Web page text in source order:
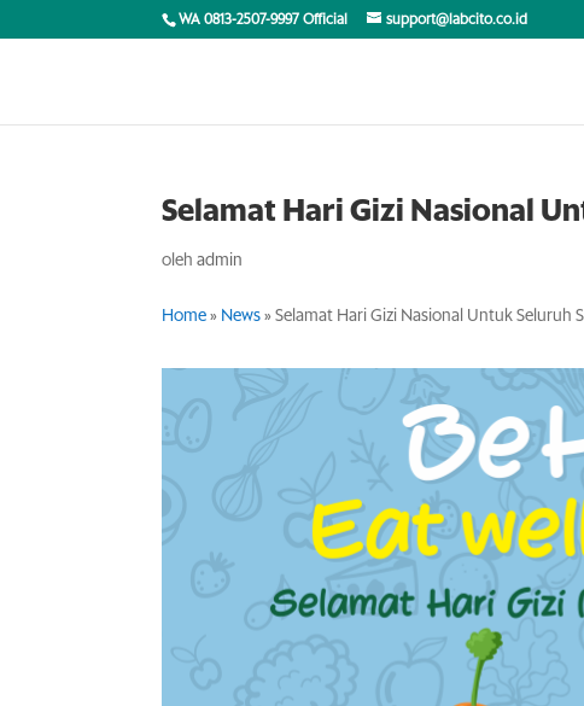
WA 0813-2507-9997 Official support@labcito.co.id
Selamat Hari Gizi Nasional
olehadmin
Home » News »Selamat Hari Gizi Nasional Untuk Seluruh